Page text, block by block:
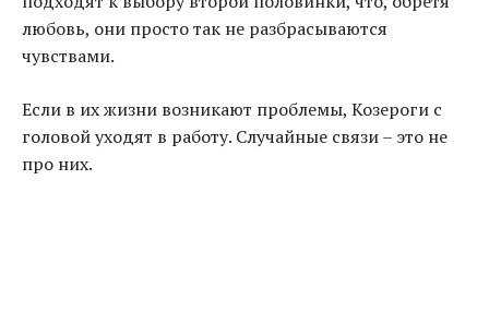
любовь, они просто так не разбрасываются
чувствами.
Если в их жизни возникают проблемы, Козероги с
головой уходят в работу. Случайные связи – это не
про них.